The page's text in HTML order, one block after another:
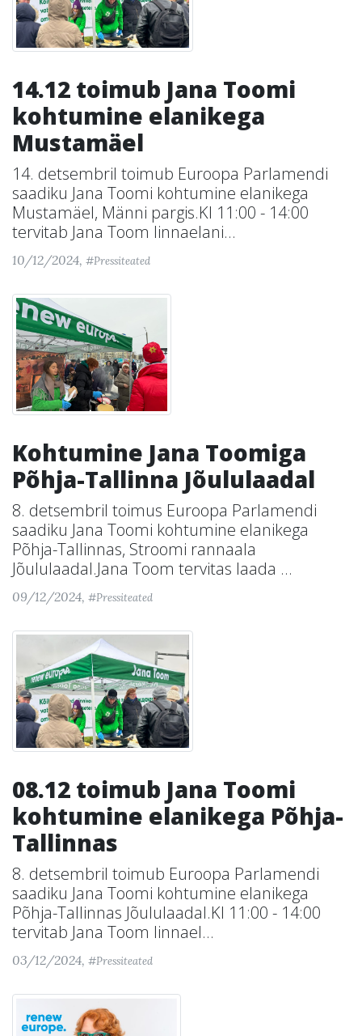
14.12 toimub Jana Toomi
kohtumine elanikega
Mustamäel
14. detsembril toimub Euroopa Parlamendi
saadiku Jana Toomi kohtumine elanikega
Mustamäel, Männi pargis.Kl 11:00 - 14:00
tervitab Jana Toom linnaelani...
10/12/2024, #Pressiteated
Kohtumine Jana Toomiga
Põhja-Tallinna Jõululaadal
8. detsembril toimus Euroopa Parlamendi
saadiku Jana Toomi kohtumine elanikega
Põhja-Tallinnas, Stroomi rannaala
Jõululaadal.Jana Toom tervitas laada ...
09/12/2024, #Pressiteated
08.12 toimub Jana Toomi
kohtumine elanikega Põhja-
Tallinnas
8. detsembril toimub Euroopa Parlamendi
saadiku Jana Toomi kohtumine elanikega
Põhja-Tallinnas Jõululaadal.Kl 11:00 - 14:00
tervitab Jana Toom linnael...
03/12/2024, #Pressiteated